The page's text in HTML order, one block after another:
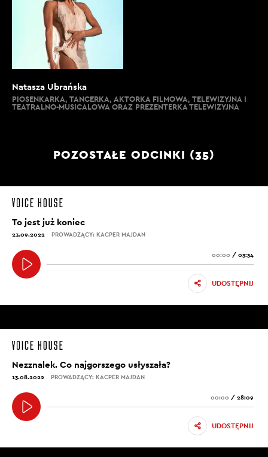
Natasza Ubrańska
PIOSENKARKA, TANCERKA, AKTORKA FILMOWA, TELEWIZYJNA I
TEATRALNO-MUSICALOWA ORAZ PREZENTERKA TELEWIZYJNA
POZOSTAŁE ODCINKI (35)
To jest już koniec
23.09.2022 PROWADZĄCY: KACPER MAJDAN
00:00 / 03:34
UDOSTĘPNIJ
Nezznalek. Co najgorszego usłyszała?
13.08.2022 PROWADZĄCY: KACPER MAJDAN
00:00 / 28:09
UDOSTĘPNIJ